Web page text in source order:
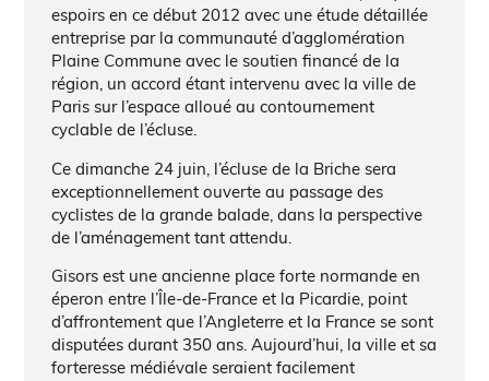
espoirs en ce début 2012 avec une étude détaillée
entreprise par la communauté d’agglomération
Plaine Commune avec le soutien financé de la
région, un accord étant intervenu avec la ville de
Paris sur l’espace alloué au contournement
cyclable de l’écluse.
Ce dimanche 24 juin, l’écluse de la Briche sera
exceptionnellement ouverte au passage des
cyclistes de la grande balade, dans la perspective
de l’aménagement tant attendu.
Gisors est une ancienne place forte normande en
éperon entre l’Île-de-France et la Picardie, point
d’affrontement que l’Angleterre et la France se sont
disputées durant 350 ans. Aujourd’hui, la ville et sa
forteresse médiévale seraient facilement